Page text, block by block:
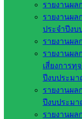
รายงานผล
รายงานผ
ประจำปีง
รายงานผล
รายงานผ
เสี่ยงการทุ
ปีงบประม
รายงานผล
ปีงบประม
รายงานผล
เว็บไซต์
เว็บไซต์